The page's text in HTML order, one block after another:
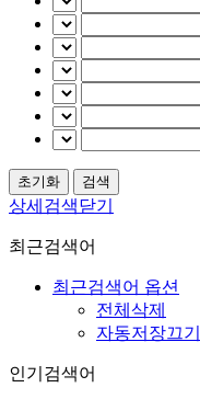
상세검색닫기
최근검색어
최근검색어 옵션
전체삭제
자동저장끄기
인기검색어